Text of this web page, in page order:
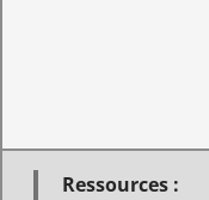
Ressources :